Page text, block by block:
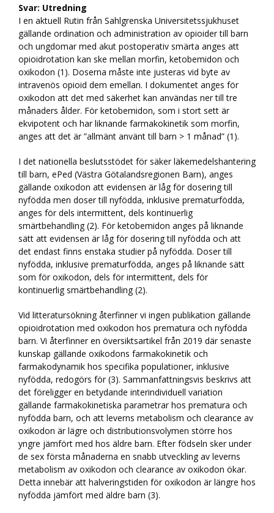
Svar: Utredning
I en aktuell Rutin från Sahlgrenska Universitetssjukhuset
gällande ordination och administration av opioider till barn
och ungdomar med akut postoperativ smärta anges att
opioidrotation kan ske mellan morfin, ketobemidon och
oxikodon (1). Doserna måste inte justeras vid byte av
intravenös opioid dem emellan. I dokumentet anges för
oxikodon att det med säkerhet kan användas ner till tre
månaders ålder. För ketobemidon, som i stort sett är
ekvipotent och har liknande farmakokinetik som morfin,
anges att det är ”allmänt använt till barn > 1 månad” (1).
I det nationella beslutsstödet för säker läkemedelshantering
till barn, ePed (Västra Götalandsregionen Barn), anges
gällande oxikodon att evidensen är låg för dosering till
nyfödda men doser till nyfödda, inklusive prematurfödda,
anges för dels intermittent, dels kontinuerlig
smärtbehandling (2). För ketobemidon anges på liknande
sätt att evidensen är låg för dosering till nyfödda och att
det endast finns enstaka studier på nyfödda. Doser till
nyfödda, inklusive prematurfödda, anges på liknande sätt
som för oxikodon, dels för intermittent, dels för
kontinuerlig smärtbehandling (2).
Vid litteratursökning återfinner vi ingen publikation gällande
opioidrotation med oxikodon hos prematura och nyfödda
barn. Vi återfinner en översiktsartikel från 2019 där senaste
kunskap gällande oxikodons farmakokinetik och
farmakodynamik hos specifika populationer, inklusive
nyfödda, redogörs för (3). Sammanfattningsvis beskrivs att
det föreligger en betydande interindividuell variation
gällande farmakokinetiska parametrar hos prematura och
nyfödda barn, och att leverns metabolism och clearance av
oxikodon är lägre och distributionsvolymen större hos
yngre jämfört med hos äldre barn. Efter födseln sker under
de sex första månaderna en snabb utveckling av leverns
metabolism av oxikodon och clearance av oxikodon ökar.
Detta innebär att halveringstiden för oxikodon är längre hos
nyfödda jämfört med äldre barn (3).